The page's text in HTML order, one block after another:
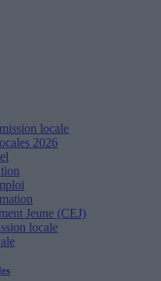
locale
2026
Jeune (CEJ)
locale